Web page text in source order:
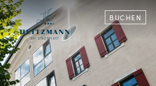
BUCHEN